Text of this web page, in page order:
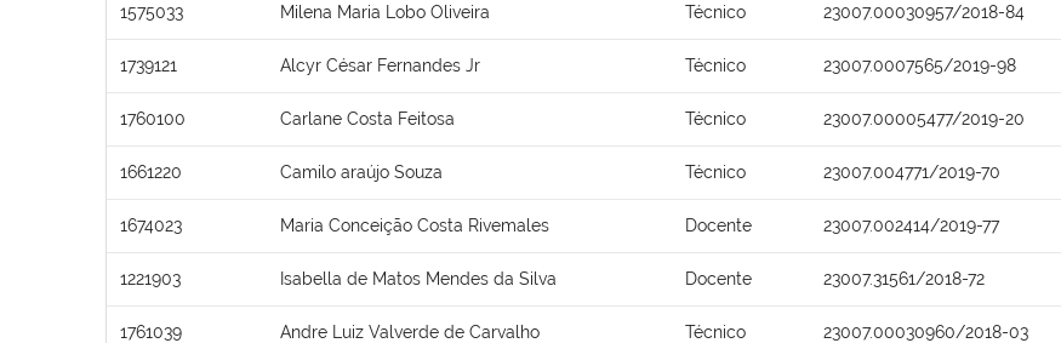
1575033 Milena Maria Lobo Oliveira Técnico 23007.00030957/2018-84
1739121 Alcyr César Fernandes Jr Técnico 23007.0007565/2019-98
1760100 Carlane Costa Feitosa Técnico 23007.00005477/2019-20
1661220 Camilo araújo Souza Técnico 23007.004771/2019-70
1674023 Maria Conceição Costa Rivemales Docente 23007.002414/2019-77
1221903 Isabella de Matos Mendes da Silva Docente 23007.31561/2018-72
1761039 Andre Luiz Valverde de Carvalho Técnico 23007.00030960/2018-03